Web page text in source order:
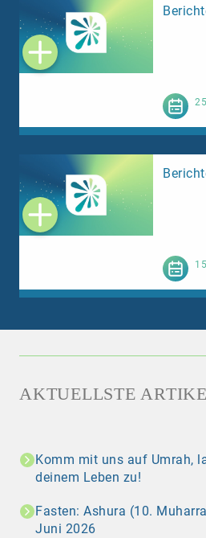
AKTUELLSTE
Komm mit uns auf Umrah,
deinem Leben zu!
Fasten: Ashura (10.
Juni 2026